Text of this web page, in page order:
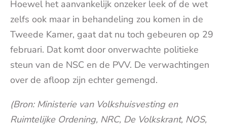
Hoewel het aanvankelijk onzeker leek of de wet
zelfs ook maar in behandeling zou komen in de
Tweede Kamer, gaat dat nu toch gebeuren op 29
februari. Dat komt door onverwachte politieke
steun van de NSC en de PVV. De verwachtingen
over de afloop zijn echter gemengd.
(Bron: Ministerie van Volkshuisvesting en
Ruimtelijke Ordening, NRC, De Volkskrant, NOS,